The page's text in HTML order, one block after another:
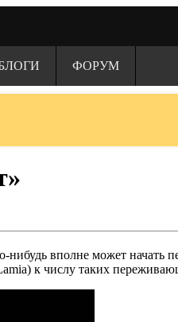
ФОРУМ
вполне может начать
к числу таких